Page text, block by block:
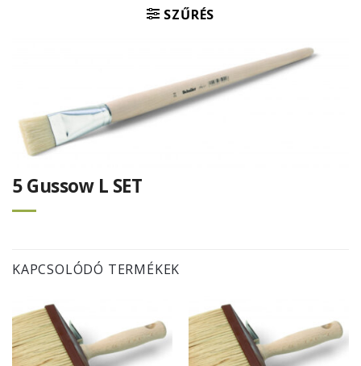
SZŰRÉS
5 Gussow L SET
KAPCSOLÓDÓ TERMÉKEK